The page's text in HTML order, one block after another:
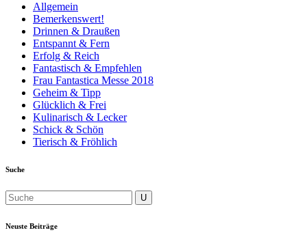
Allgemein
Bemerkenswert!
Drinnen & Draußen
Entspannt & Fern
Erfolg & Reich
Fantastisch & Empfehlen
Frau Fantastica Messe 2018
Geheim & Tipp
Glücklich & Frei
Kulinarisch & Lecker
Schick & Schön
Tierisch & Fröhlich
Suche
Neuste Beiträge